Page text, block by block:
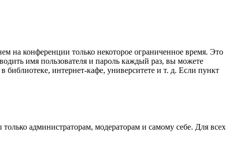
на конференции только некоторое ограниченное время. Это
имя пользователя и пароль каждый раз, вы можете
интернет-кафе, университете и т. д. Если пункт
администраторам, модераторам и самому себе. Для всех